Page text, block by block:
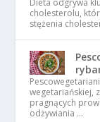
Dieta odgrywa
cholesterolu,
stężenia
wegetariańskiej,
pragnących
odżywiania …